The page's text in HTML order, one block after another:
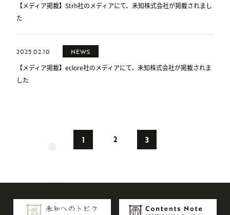
【メディア掲載】Strh社のメディアにて、未知株式会社が掲載されまし
た
2025.02.10 NEWS
【メディア掲載】eclore社のメディアにて、未知株式会社が掲載されま
した
1 2 3